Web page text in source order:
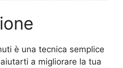
è una tecnica semplice
a migliorare la tua